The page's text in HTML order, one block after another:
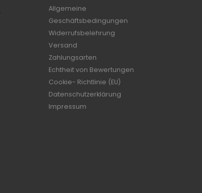
Allgemeine
Geschäftsbedingungen
Widerrufsbelehrung
Versand
Zahlungsarten
Echtheit von Bewertungen
Cookie- Richtlinie (EU)
Datenschutzerklärung
Impressum